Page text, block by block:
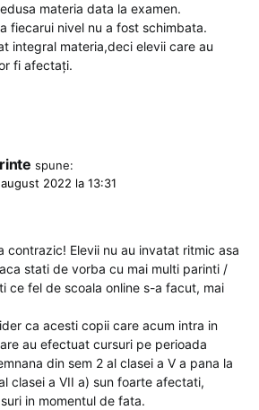
materia data la examen.
fiecarui nivel nu a fost schimbata.
integral materia,deci elevii care au
fi afectați.
spune:
2022 la 13:31
contrazic! Elevii nu au invatat ritmic asa
stati de vorba cu mai multi parinti /
ce fel de scoala online s-a facut, mai
ca acesti copii care acum intra in
au efectuat cursuri pe perioada
din sem 2 al clasei a V a pana la
clasei a VII a) sun foarte afectati,
in momentul de fata.